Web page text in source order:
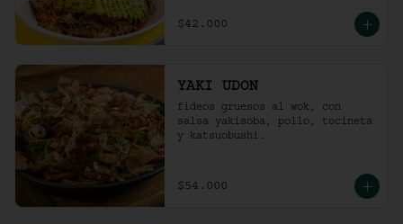
$42.000
YAKI UDON
fideos gruesos al wok, con
salsa yakisoba, pollo, tocineta
y katsuobushi.
$54.000